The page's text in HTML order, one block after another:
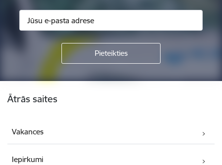
Ātrās saites
Vakances
Iepirkumi